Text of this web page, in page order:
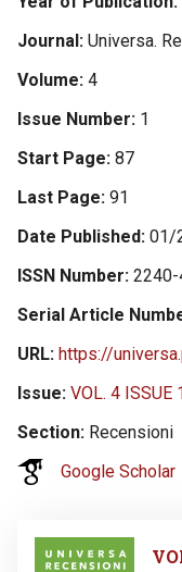
Journal Universa.
Volume 4
Issue Number 1
Start Page 87
Last Page 91
Date Published 01/
ISSN Number 2240-
Serial Article
URL https://
Issue VOL. 4 ISSUE
Section Recensioni
Google Scholar